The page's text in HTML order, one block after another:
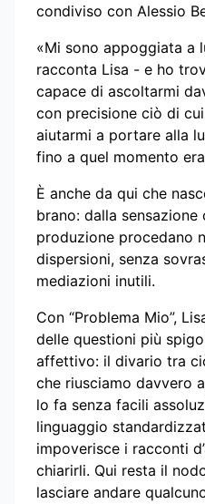
condiviso con Alessio
«Mi sono appoggiata a
racconta Lisa - e ho
capace di ascoltarmi
con precisione ciò di
aiutarmi a portare alla
fino a quel momento
È anche da qui che
brano: dalla
produzione procedano
dispersioni, senza
mediazioni inutili.
Con “Problema Mio”,
delle questioni più
affettivo: il divario tra
che riusciamo davvero
lo fa senza facili
linguaggio
impoverisce i racconti
chiarirli. Qui resta il
lasciare andare